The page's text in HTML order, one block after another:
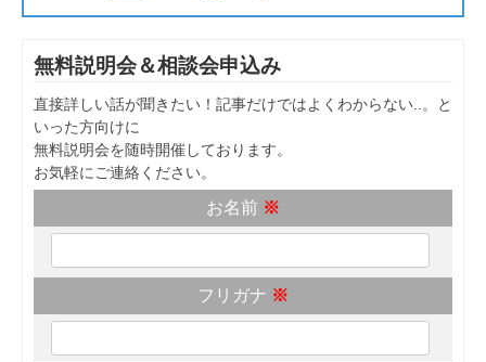
無料説明会＆相談会申込み
直接詳しい話が聞きたい！記事だけではよくわからない..。と
いった方向けに
無料説明会を随時開催しております。
お気軽にご連絡ください。
お名前 ※
フリガナ ※